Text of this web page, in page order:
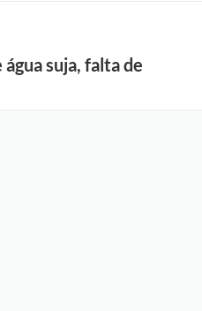
suja, falta de